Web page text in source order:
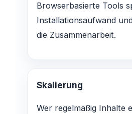
Browserbasierte Tools
Installationsaufwand
die Zusammenarbeit.
Skalierung
Wer regelmäßig Inhalte